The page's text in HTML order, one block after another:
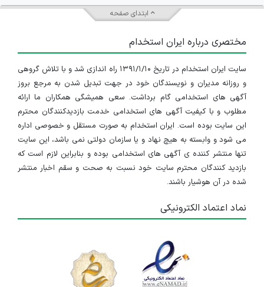
ابتدای صفحه
مختصری درباره ایران استخدام
سایت ایران استخدام در تاریخ ۱۳۹۱/۱/۱۰ راه اندازی شد و با تلاش گروهی
و روزانه مدیران و نویسندگان خود در جهت تبدیل شدن به مرجع بروز
آگهی های استخدامی گام برداشت. سعی همیشگی همکاران ما ارائه
مطلوب و با کیفیت آگهی های استخدامی خدمت بازدیدکنندگان محترم
این سایت بوده است. ایران استخدام به صورت مستقل و خصوصی اداره
می شود و وابسته به هیچ نهاد و یا سازمان دولتی نمی باشد، این سایت
تنها منتشر کننده ی آگهی های استخدامی بوده و بنابراین لازم است که
بازدید کنندگان محترم سایت خود نسبت به صحت و سقم اخبار منتشر
شده در آن هوشیار باشند.
نماد اعتماد الکترونیکی